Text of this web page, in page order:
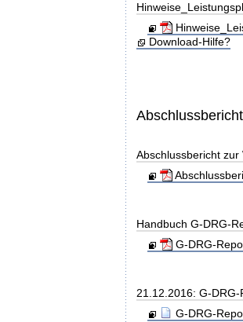
Download-Hilfe?
Abschlussbericht
Handbuch G-DRG-
G-DRG-
21.12.2016: G-
G-DRG-